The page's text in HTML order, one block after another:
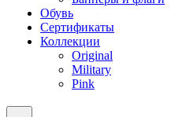
Обувь
Сертификаты
Коллекции
Original
Military
Pink